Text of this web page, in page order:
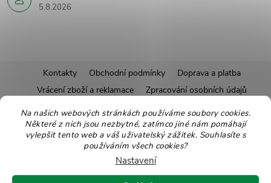
Na našich webových stránkách používáme soubory cookies.
Některé z nich jsou nezbytné, zatímco jiné nám pomáhají
vylepšit tento web a váš uživatelský zážitek. Souhlasíte s
používáním všech cookies?
Nastavení
5.8.2026
á
Kontakty Obchodní podmínky
Doprava a platba
Vrácení zboží a reklamace
Zpracování osobních údajů
Pravidla soutěží
Affiliate program
Pro nové dodavatele
Ekologické balení Moje objednávka
Copyright 2026Zdravoslav. Všechna práva vyhrazena.Upravit nastavení